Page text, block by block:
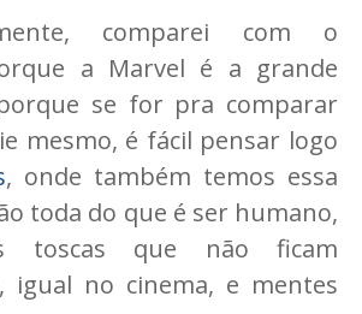
comparei com o
a Marvel é a grande
se for pra comparar
mesmo, é fácil pensar logo
, onde também temos essa
toda do que é ser humano,
toscas que não ficam
igual no cinema, e mentes